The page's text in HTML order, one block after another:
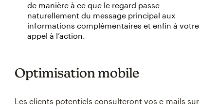
de manière à ce que le regard passe
naturellement du message principal aux
informations complémentaires et enfin à votre
appel à l’action.
Optimisation mobile
Les clients potentiels consulteront vos e-mails sur